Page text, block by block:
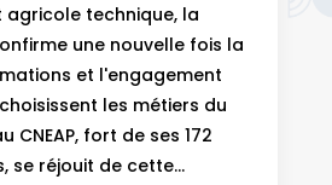
agricole technique, la
une nouvelle fois la
et l'engagement
les métiers du
CNEAP, fort de ses 172
se réjouit de cette...